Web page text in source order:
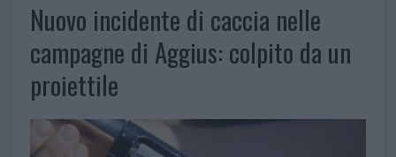
Nuovo incidente di caccia nelle
campagne di Aggius: colpito da un
proiettile